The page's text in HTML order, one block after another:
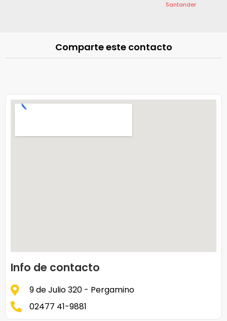
Santander
Comparte este contacto
Info de contacto
9 de Julio 320 - Pergamino
02477 41-9881